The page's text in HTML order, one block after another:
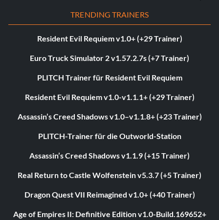
TRENDING TRAINERS
Resident Evil Requiem v1.0+ (+29 Trainer)
Euro Truck Simulator 2 v1.57.2.7s (+7 Trainer)
PLITCH Trainer für Resident Evil Requiem
Resident Evil Requiem v1.0-v1.1.1+ (+29 Trainer)
Assassin’s Creed Shadows v1.0–v1.1.8+ (+23 Trainer)
PLITCH-Trainer für die Outworld-Station
Assassin’s Creed Shadows v1.1.9 (+15 Trainer)
Real Return to Castle Wolfenstein v5.3.7 (+5 Trainer)
Dragon Quest VII Reimagined v1.0+ (+40 Trainer)
Age of Empires II: Definitive Edition v1.0-Build.169652+